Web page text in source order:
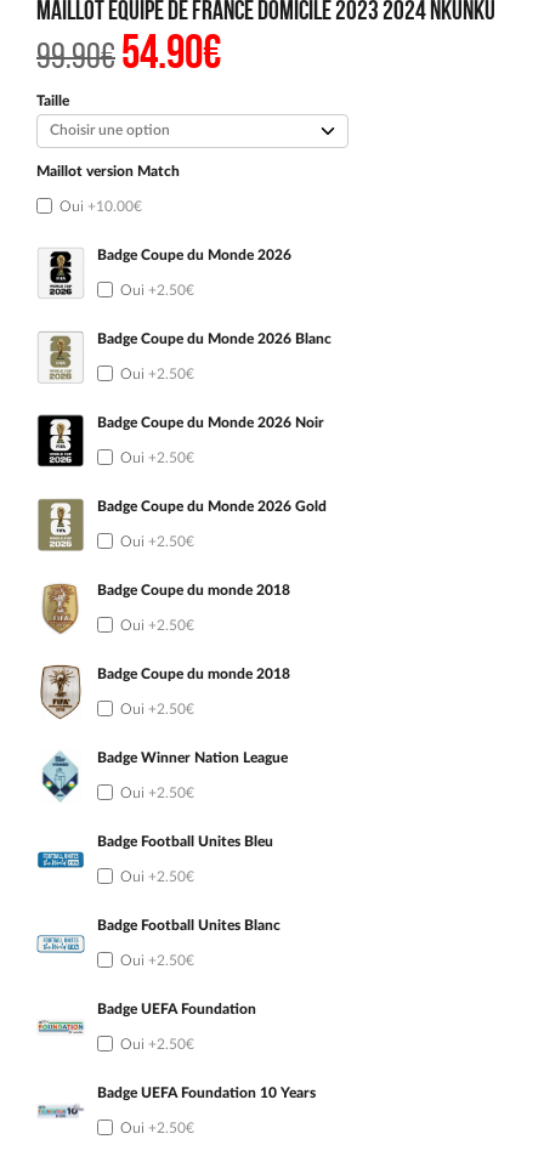
Maillot Equipe de France Domicile 2023 2024 Nkunku
99.90€Le
prix
était :
99.90€.
54.90€Le
prix
est :
54.90€.
Taille
Maillot version Match
Oui +10.00€
Badge Coupe du Monde 2026
Oui +2.50€
Badge Coupe du Monde 2026 Blanc
Oui +2.50€
Badge Coupe du Monde 2026 Noir
Oui +2.50€
Badge Coupe du Monde 2026 Gold
Oui +2.50€
Badge Coupe du monde 2018
Oui +2.50€
Badge Coupe du monde 2018
Oui +2.50€
Badge Winner Nation League
Oui +2.50€
Badge Football Unites Bleu
Oui +2.50€
Badge Football Unites Blanc
Oui +2.50€
Badge UEFA Foundation
Oui +2.50€
Badge UEFA Foundation 10 Years
Oui +2.50€